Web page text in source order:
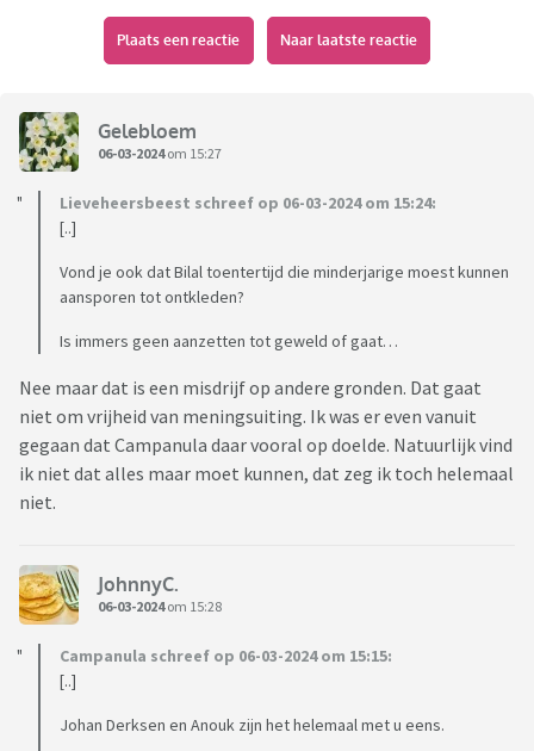
Plaats een reactie Naar laatste reactie
Gelebloem
06-03-2024om 15:27
Lieveheersbeest schreef op 06-03-2024 om 15:24:
[..]
Vond je ook dat Bilal toentertijd die minderjarige moest kunnen
aansporen tot ontkleden?
Is immers geen aanzetten tot geweld of gaat…
Nee maar dat is een misdrijf op andere gronden. Dat gaat
niet om vrijheid van meningsuiting. Ik was er even vanuit
gegaan dat Campanula daar vooral op doelde. Natuurlijk vind
ik niet dat alles maar moet kunnen, dat zeg ik toch helemaal
niet.
JohnnyC.
06-03-2024om 15:28
Campanula schreef op 06-03-2024 om 15:15:
[..]
Johan Derksen en Anouk zijn het helemaal met u eens.